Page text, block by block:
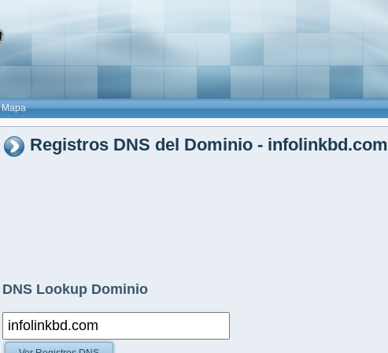
Mapa
Registros DNS del Dominio - infolinkbd.com
DNS Lookup Dominio